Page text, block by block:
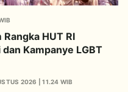
HUT RI
Kampanye LGBT
2026 | 11.24 WIB